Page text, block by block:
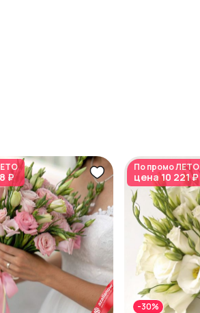
₽
По промоЛЕТО
цена10 221 ₽
-30%